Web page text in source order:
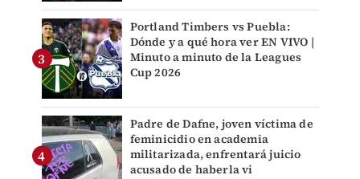
Portland Timbers vs Puebla:
Dónde y a qué hora ver EN VIVO |
Minuto a minuto de la Leagues
Cup 2026
Padre de Dafne, joven víctima de
feminicidio en academia
militarizada, enfrentará juicio
acusado de haberla vi